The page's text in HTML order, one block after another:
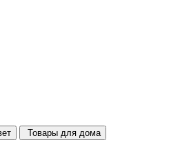
Товары для дома